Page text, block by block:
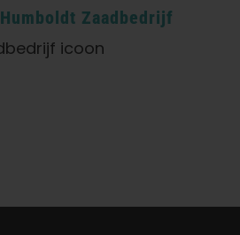
Humboldt Zaadbedrijf